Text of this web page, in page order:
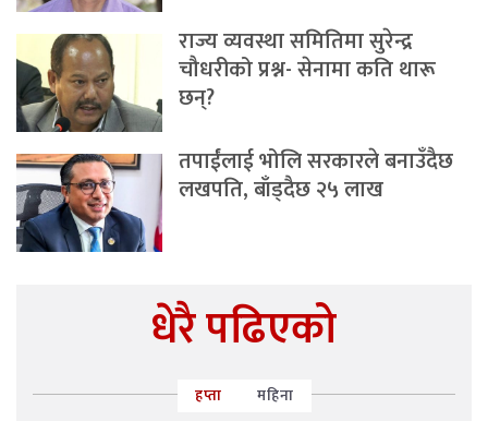
राज्य व्यवस्था समितिमा सुरेन्द्र
चौधरीको प्रश्न- सेनामा कति थारू
छन्?
तपाईंलाई भोलि सरकारले बनाउँदैछ
लखपति, बाँड्दैछ २५ लाख
धेरै पढिएको
हप्ता महिना